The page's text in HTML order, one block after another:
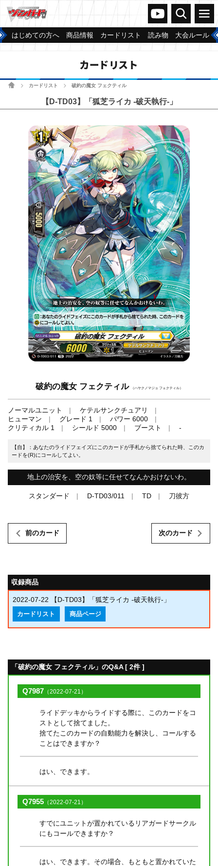
ヴァンガードch
検索 メニュー
はじめての方へ 商品情報 カードリスト 読み物 大会ルール
カードリスト
ホームカードリスト 破約の魔女 フェクティル
【D-TD03】「狐芝ライカ -破天執行-」
破約の魔女 フェクティル （ハヤクノマジョ フェクティル）
ノーマルユニット
ケテルサンクチュアリ
ヒューマン
グレード 1
パワー 6000
クリティカル 1
シールド 5000 ブースト -
【自】：あなたのライドフェイズにこのカードが手札から捨てられた時、このカ
ードを(R)にコールしてよい。
地上の治安を、空の奴等に任せてなんかおけないわ。
スタンダード D-TD03/011 TD 刀彼方
前のカード 次のカード
収録商品
2022-07-22 【D-TD03】「狐芝ライカ -破天執行-」
カードリスト 商品ページ
「破約の魔女 フェクティル」のQ&A [ 2件 ]
Q7987 （2022-07-21）
ライドデッキからライドする際に、このカードをコ
ストとして捨てました。
捨てたこのカードの自動能力を解決し、コールする
ことはできますか？
はい、できます。
Q7955 （2022-07-21）
すでにユニットが置かれているリアガードサークル
にもコールできますか？
はい、できます。その場合、もともと置かれていた